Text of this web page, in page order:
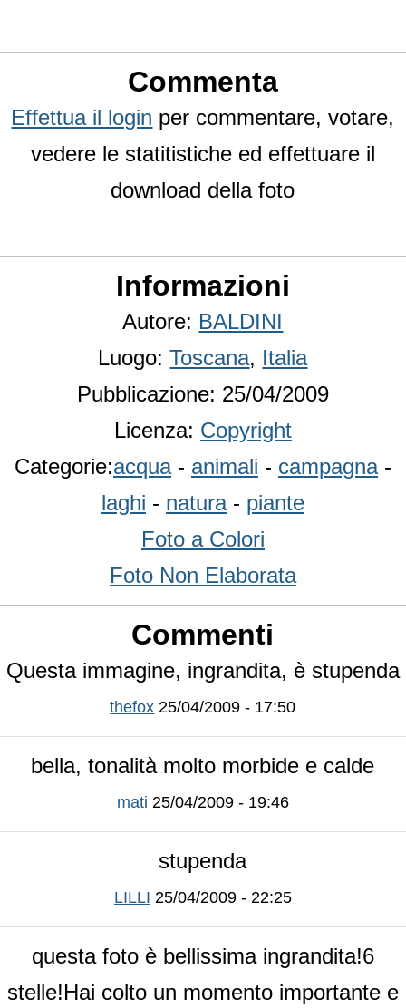
Commenta
Effettua il login per commentare, votare,
vedere le statitistiche ed effettuare il
download della foto
Informazioni
Autore: BALDINI
Luogo:Toscana, Italia
Pubblicazione: 25/04/2009
Licenza: Copyright
Categorie:acqua- animali - campagna-
laghi - natura- piante
Foto a Colori
Foto Non Elaborata
Commenti
Questa immagine, ingrandita, è stupenda
thefox 25/04/2009 - 17:50
bella, tonalità molto morbide e calde
mati 25/04/2009 - 19:46
stupenda
LILLI 25/04/2009 - 22:25
questa foto è bellissima ingrandita!6
stelle!Hai colto un momento importante e